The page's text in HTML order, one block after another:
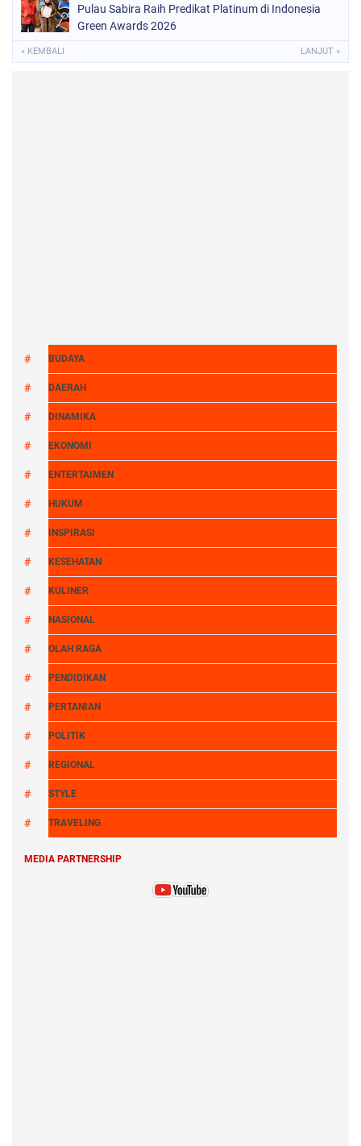
Pulau Sabira Raih Predikat Platinum di Indonesia
Green Awards 2026
« KEMBALI LANJUT »
BUDAYA
DAERAH
DINAMIKA
EKONOMI
ENTERTAIMEN
HUKUM
INSPIRASI
KESEHATAN
KULINER
NASIONAL
OLAH RAGA
PENDIDIKAN
PERTANIAN
POLITIK
REGIONAL
STYLE
TRAVELING
MEDIA PARTNERSHIP